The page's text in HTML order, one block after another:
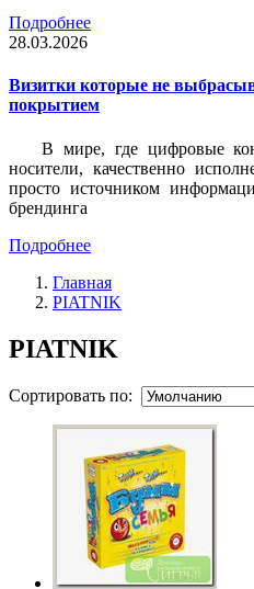
Подробнее
28.03.2026
Визитки которые не
покрытием
В мире, где цифровые
носители, качественно
просто источником
брендинга
Подробнее
Главная
PIATNIK
PIATNIK
Сортировать по: